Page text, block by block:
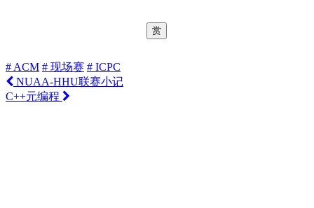
赏
# ACM # 现场赛 # ICPC
NUAA-HHU联赛小记
C++元编程